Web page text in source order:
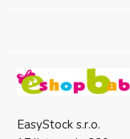
EasyStock s.r.o.